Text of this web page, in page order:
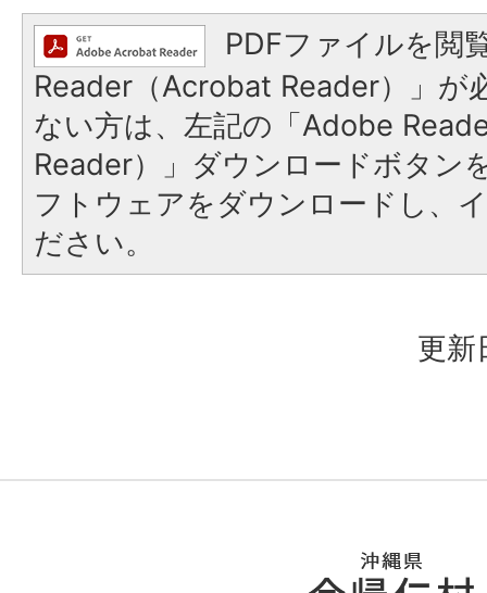
PDFファイルを閲
Reader（Acrobat Reader）」が
ない方は、左記の「Adobe
Reader）」ダウンロードボタン
フトウェアをダウンロードし、
ださい。
更新